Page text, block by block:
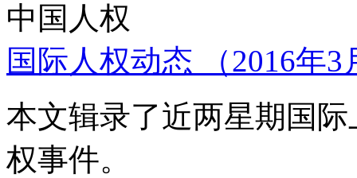
中国人权
国际人权动态 （2016年
本文辑录了近两星期国
权事件。